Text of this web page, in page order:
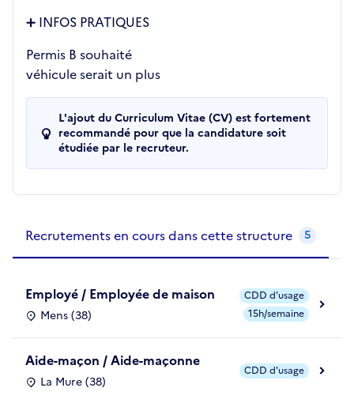
➕ INFOS PRATIQUES
Permis B souhaité
véhicule serait un plus
L'ajout du Curriculum Vitae (CV) est fortement
recommandé pour que la candidature soit
étudiée par le recruteur.
Recrutements en cours dans cette structure 5
Employé / Employée de maison
Mens (38)
CDD d'usage
15h/semaine
Aide-maçon / Aide-maçonne
La Mure (38)
CDD d'usage